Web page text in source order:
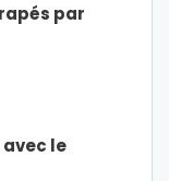
par
avec le